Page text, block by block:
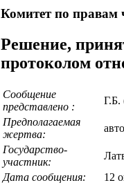
Комитет по правам
Решение,
протоколом
Сообщение
представлено :
Г.Б.
Предполагаемая
жертва:
Государство-
участник:
Дата сообщения:
12